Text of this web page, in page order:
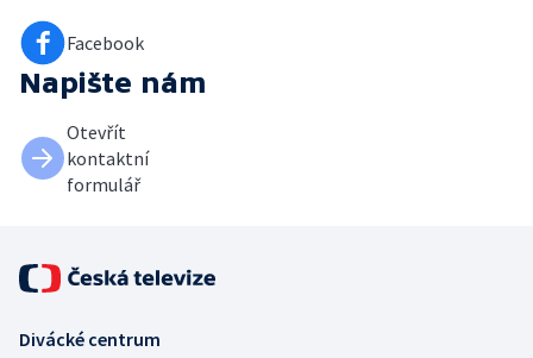
Facebook
Napište nám
Otevřít
kontaktní
formulář
Divácké centrum